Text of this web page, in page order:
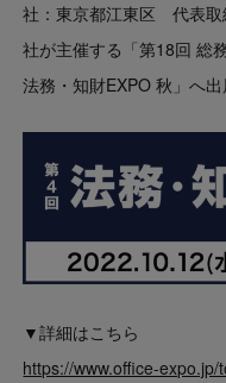
US website
社：東京都江東区 代表取
社が主催する「第18回 総
法務・知財EXPO 秋」へ
▼詳細はこちら
https://www.office-expo.jp/